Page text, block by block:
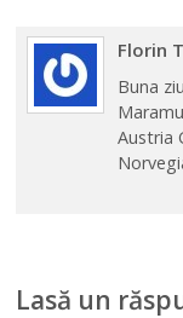
Florin
Buna
Austria
Lasă un